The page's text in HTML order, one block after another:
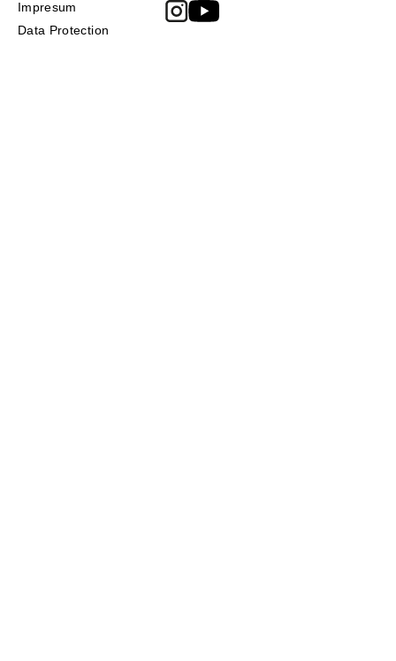
Impresum
Data Protection